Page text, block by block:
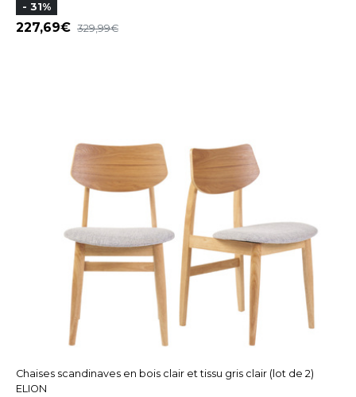
- 31%
227,69 329,99
Chaises scandinaves en bois clair et tissu gris clair (lot de 2)
ELION